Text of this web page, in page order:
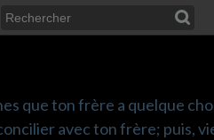
que ton frère a quelque
avec ton frère; puis,